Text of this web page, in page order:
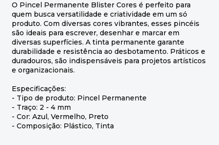
O Pincel Permanente Blister Cores é perfeito para
quem busca versatilidade e criatividade em um só
produto. Com diversas cores vibrantes, esses pincéis
são ideais para escrever, desenhar e marcar em
diversas superfícies. A tinta permanente garante
durabilidade e resistência ao desbotamento. Práticos e
duradouros, são indispensáveis para projetos artísticos
e organizacionais.
Especificações:
- Tipo de produto: Pincel Permanente
- Traço: 2 - 4 mm
- Cor: Azul, Vermelho, Preto
- Composição: Plástico, Tinta